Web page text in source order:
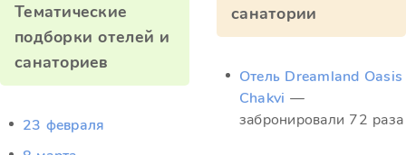
Тематические
подборки отелей и
санаториев
23 февраля
санатории
Отель Dreamland Oasis
Chakvi —
забронировали 72 раза